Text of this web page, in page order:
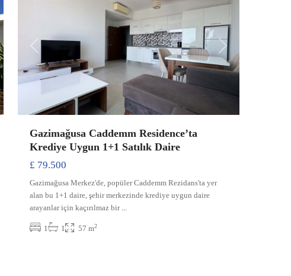
Previous Next
Gazimağusa Caddemm Residence’ta
Krediye Uygun 1+1 Satılık Daire
£ 79.500
Gazimağusa Merkez'de, popüler Caddemm Rezidans'ta yer
alan bu 1+1 daire, şehir merkezinde krediye uygun daire
arayanlar için kaçırılmaz bir
1 1 57 m2